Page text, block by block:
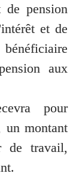
de pension
et de
aux
pour
un montant
de travail,